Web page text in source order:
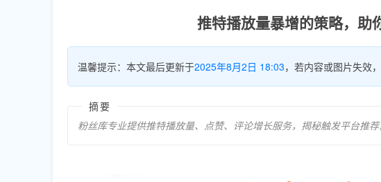
推特播放量暴增的策略，助
温馨提示：本文最后更新于2025年8月2日 18:03，若内容或图片失效
摘要
粉丝库专业提供推特播放量、点赞、评论增长服务，揭秘触发平台推